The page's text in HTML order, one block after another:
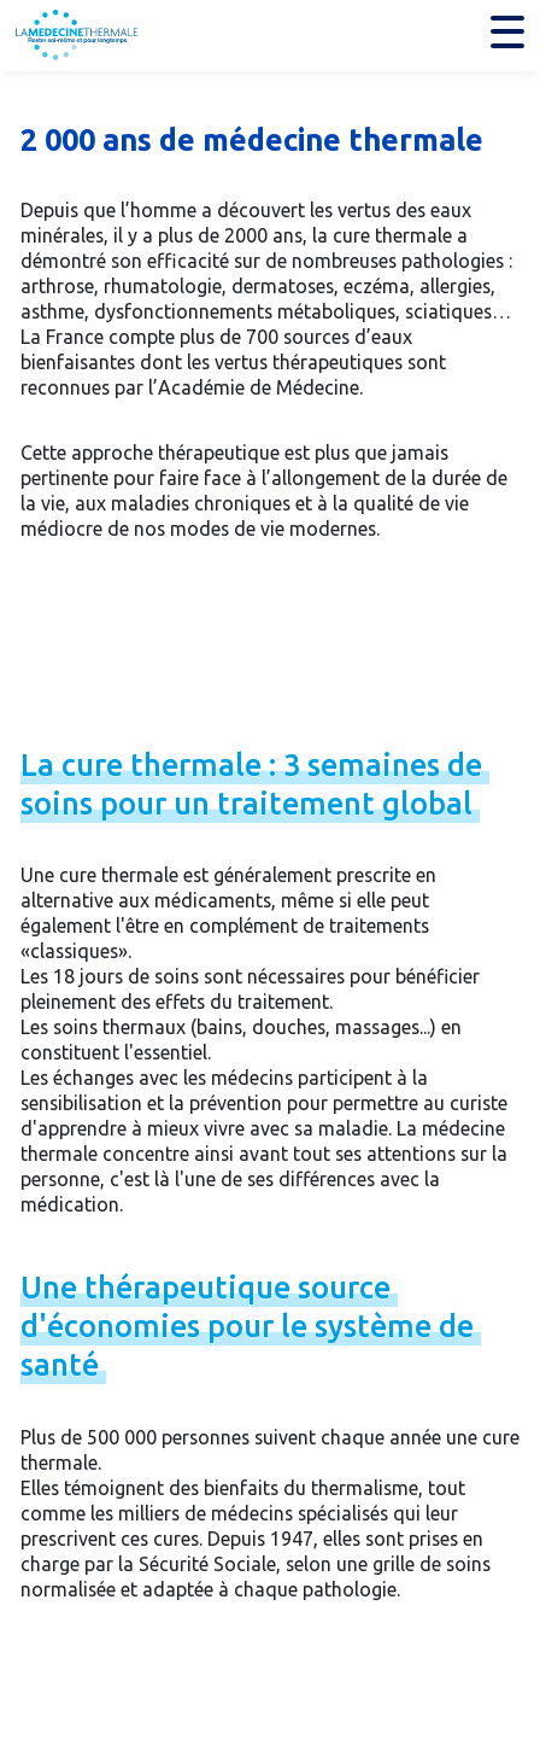
2 000 ans de médecine thermale
Depuis que l’homme a découvert les vertus des eaux
minérales, il y a plus de 2000 ans, la cure thermale a
démontré son efficacité sur de nombreuses pathologies :
arthrose, rhumatologie, dermatoses, eczéma, allergies,
asthme, dysfonctionnements métaboliques, sciatiques…
La France compte plus de 700 sources d’eaux
bienfaisantes dont les vertus thérapeutiques sont
reconnues par l’Académie de Médecine.
Cette approche thérapeutique est plus que jamais
pertinente pour faire face à l’allongement de la durée de
la vie, aux maladies chroniques et à la qualité de vie
médiocre de nos modes de vie modernes.
Lacurethermale:3semainesde
soinspouruntraitementglobal
Une cure thermale est généralement prescrite en
alternative aux médicaments, même si elle peut
également l'être en complément de traitements
«classiques».
Les 18 jours de soins sont nécessaires pour bénéficier
pleinement des effets du traitement.
Les soins thermaux (bains, douches, massages...) en
constituent l'essentiel.
Les échanges avec les médecins participent à la
sensibilisation et la prévention pour permettre au curiste
d'apprendre à mieux vivre avec sa maladie. La médecine
thermale concentre ainsi avant tout ses attentions sur la
personne, c'est là l'une de ses différences avec la
médication.
Unethérapeutiquesource
d'économiespourlesystèmede
santé
Plus de 500 000 personnes suivent chaque année une cure
thermale.
Elles témoignent des bienfaits du thermalisme, tout
comme les milliers de médecins spécialisés qui leur
prescrivent ces cures. Depuis 1947, elles sont prises en
charge par la Sécurité Sociale, selon une grille de soins
normalisée et adaptée à chaque pathologie.